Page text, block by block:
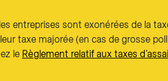
entreprises sont exonérées de la
taxe majorée (en cas de grosse
le Règlement relatif aux taxes